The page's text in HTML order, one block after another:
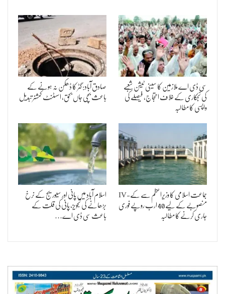
سی ڈی اے ملازمین کا سینی ٹیشن شعبے
کی نجکاری کے خلاف احتجاج، فیصلے کی
واپسی کا مطالبہ
صادق آباد: گٹر کا ڈھکن نہ ہونے کے
باعث بچی جاں بحق، اسسٹنٹ کمشنر تبدیل
جماعت اسلامی کا وزیراعظم سے کے-IV
منصوبے کے لیے 40 ارب روپے فوری
جاری کرنے کا مطالبہ
اسلام آباد میں پانی اور سیوریج کے نرخ
بڑھانے کی تجویز، پانی کی قلت کے
باعث سی ڈی اے…